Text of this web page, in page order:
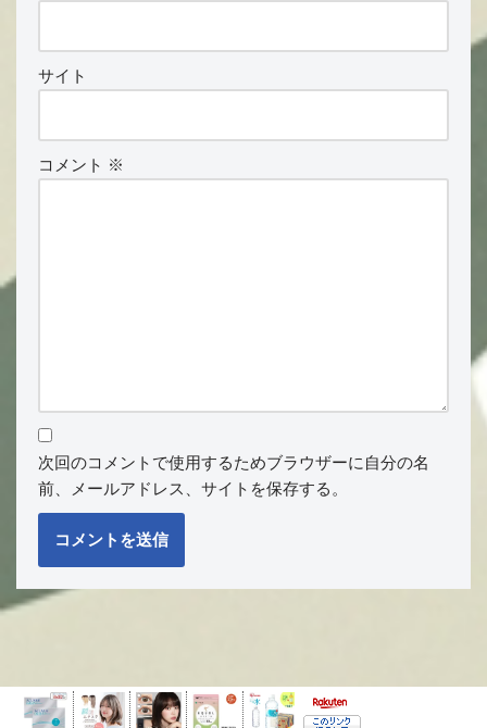
サイト
コメント ※
次回のコメントで使用するためブラウザーに自分の名
前、メールアドレス、サイトを保存する。